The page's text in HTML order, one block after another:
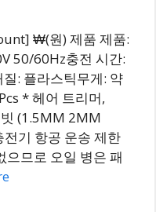
₩(원) 제품 제품:
50/60Hz충전 시간:
: 플라스틱무게: 약
* 헤어 트리머,
(1.5MM 2MM
기 항공 운송 제한
으므로 오일 병은 패